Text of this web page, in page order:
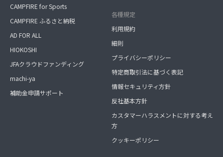
CAMPFIRE for Sports
CAMPFIRE ふるさと納税
AD FOR ALL
HIOKOSHI
JFAクラウドファンディング
machi-ya
補助金申請サポート
各種規定
利用規約
細則
プライバシーポリシー
特定商取引法に基づく表記
情報セキュリティ方針
反社基本方針
カスタマーハラスメントに対する考え
方
クッキーポリシー